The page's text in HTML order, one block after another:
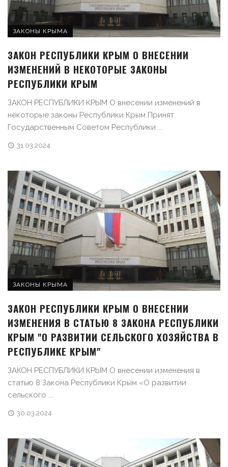
ЗАКОНЫ КРЫМА
ЗАКОН РЕСПУБЛИКИ КРЫМ О ВНЕСЕНИИ
ИЗМЕНЕНИЙ В НЕКОТОРЫЕ ЗАКОНЫ
РЕСПУБЛИКИ КРЫМ
ЗАКОН РЕСПУБЛИКИ КРЫМ О внесении изменений в
некоторые законы Республики Крым Принят
Государственным Советом Республики ...
31.03.2024
ЗАКОНЫ КРЫМА
ЗАКОН РЕСПУБЛИКИ КРЫМ О ВНЕСЕНИИ
ИЗМЕНЕНИЯ В СТАТЬЮ 8 ЗАКОНА РЕСПУБЛИКИ
КРЫМ "О РАЗВИТИИ СЕЛЬСКОГО ХОЗЯЙСТВА В
РЕСПУБЛИКЕ КРЫМ"
ЗАКОН РЕСПУБЛИКИ КРЫМ О внесении изменения в
статью 8 Закона Республики Крым «О развитии
сельского ...
30.03.2024